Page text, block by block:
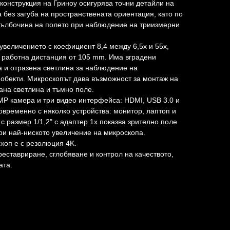
на Гриноу осигурява точни детайли на
загуба на пространствената ориентация, като по
на полето при наблюдение на триизмерни
с коефициент 8,4 между 6,5x и 55x,
дистанция от 105 mm. Има вградени
отразена светлина за наблюдение на
Микроскопът дава възможност за монтаж на
светлина и тъмно поле.
камера и три видео интерфейса: HDMI, USB 3.0 и
с няколко устройства: монитор, лаптоп и
размер 1/1,2" с адаптер 1x показва зрително поле
най-ниското увеличение на микроскопа.
е с резолюция 4K.
сглобяване и контрол на качеството,